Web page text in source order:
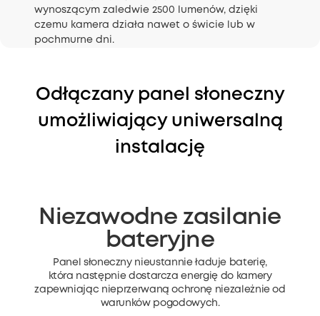
wynoszącym zaledwie 2500 lumenów, dzięki
czemu kamera działa nawet o świcie lub w
pochmurne dni.
Odłączany panel słoneczny
umożliwiający uniwersalną
instalację
Niezawodne zasilanie
bateryjne
Panel słoneczny nieustannie ładuje baterię,
która następnie dostarcza energiędo kamery
zapewniając nieprzerwaną ochronę niezależnie od
warunków pogodowych.